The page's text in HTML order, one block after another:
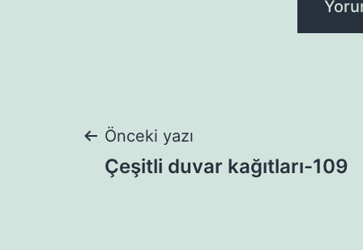
Yazı
Önceki yazı
Çeşitli duvar kağıtları-109